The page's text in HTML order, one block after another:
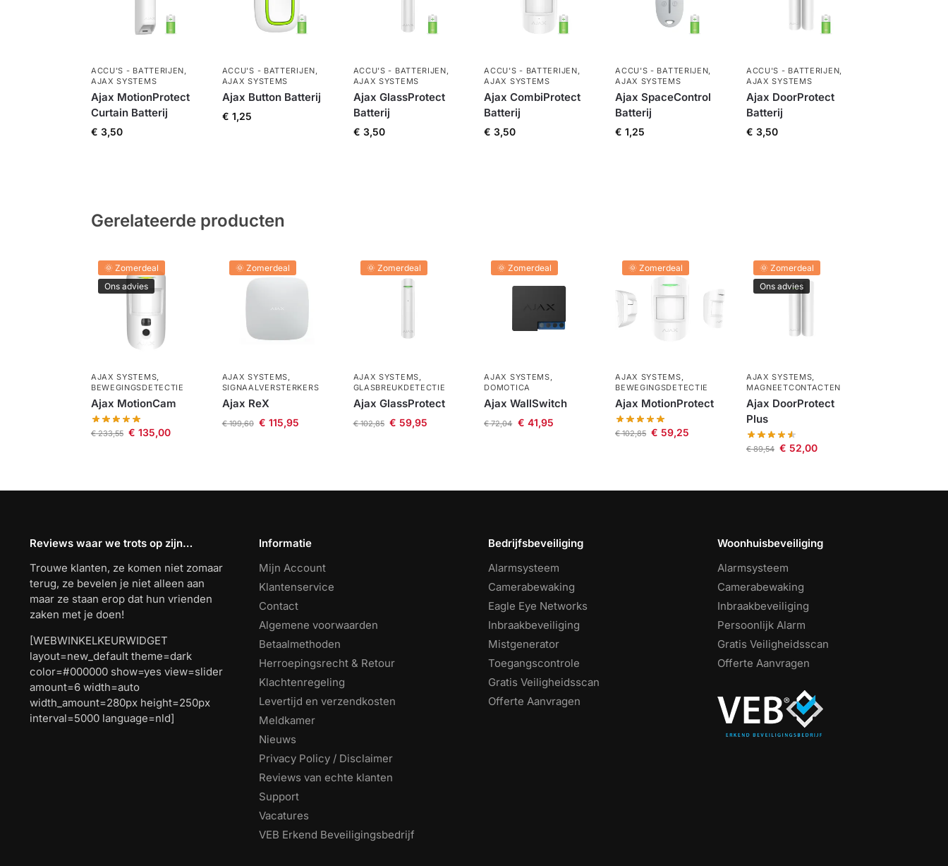
ACCU'S - BATTERIJEN,
AJAX SYSTEMS
Ajax MotionProtect
Curtain Batterij
€ 3,50
ACCU'S - BATTERIJEN,
AJAX SYSTEMS
Ajax Button Batterij
€ 1,25
ACCU'S - BATTERIJEN,
AJAX SYSTEMS
Ajax GlassProtect
Batterij
€ 3,50
ACCU'S - BATTERIJEN,
AJAX SYSTEMS
Ajax CombiProtect
Batterij
€ 3,50
ACCU'S - BATTERIJEN,
AJAX SYSTEMS
Ajax SpaceControl
Batterij
€ 1,25
ACCU'S - BATTERIJEN,
AJAX SYSTEMS
Ajax DoorProtect
Batterij
€ 3,50
Gerelateerde producten
🌞 Zomerdeal
Ons advies
AJAX SYSTEMS,
BEWEGINGSDETECTIE
Ajax MotionCam
€233,55 € 135,00
🌞 Zomerdeal
AJAX SYSTEMS,
SIGNAALVERSTERKERS
Ajax ReX
€199,60 € 115,95
🌞 Zomerdeal
AJAX SYSTEMS,
GLASBREUKDETECTIE
Ajax GlassProtect
€102,85 € 59,95
🌞 Zomerdeal
AJAX SYSTEMS,
DOMOTICA
Ajax WallSwitch
€72,04 € 41,95
🌞 Zomerdeal
AJAX SYSTEMS,
BEWEGINGSDETECTIE
Ajax MotionProtect
€102,85 € 59,25
🌞 Zomerdeal
Ons advies
AJAX SYSTEMS,
MAGNEETCONTACTEN
Ajax DoorProtect
Plus
€89,54 € 52,00
Reviews waar we trots op zijn…
Trouwe klanten, ze komen niet zomaar
terug, ze bevelen je niet alleen aan
maar ze staan erop dat hun vrienden
zaken met je doen!
[WEBWINKELKEURWIDGET
layout=new_default theme=dark
color=#000000 show=yes view=slider
amount=6 width=auto
width_amount=280px height=250px
interval=5000 language=nld]
Informatie
Mijn Account
Klantenservice
Contact
Algemene voorwaarden
Betaalmethoden
Herroepingsrecht & Retour
Klachtenregeling
Levertijd en verzendkosten
Meldkamer
Nieuws
Privacy Policy / Disclaimer
Reviews van echte klanten
Support
Vacatures
VEB Erkend Beveiligingsbedrijf
Bedrijfsbeveiliging
Alarmsysteem
Camerabewaking
Eagle Eye Networks
Inbraakbeveiliging
Mistgenerator
Toegangscontrole
Gratis Veiligheidsscan
Offerte Aanvragen
Woonhuisbeveiliging
Alarmsysteem
Camerabewaking
Inbraakbeveiliging
Persoonlijk Alarm
Gratis Veiligheidsscan
Offerte Aanvragen